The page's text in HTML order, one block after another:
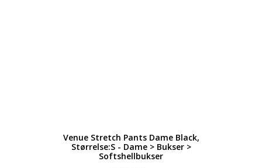
Venue Stretch Pants Dame Black,
Størrelse:S - Dame > Bukser >
Softshellbukser